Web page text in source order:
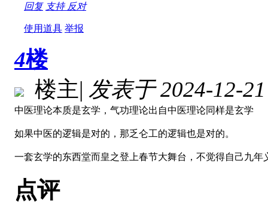
回复 支持 反对
使用道具 举报
4楼
楼主| 发表于 2024-12-
中医理论本质是玄学，气功理论出自中医理论同样是玄学
如果中医的逻辑是对的，那乏仑工的逻辑也是对的。
一套玄学的东西堂而皇之登上春节大舞台，不觉得自己九
点评